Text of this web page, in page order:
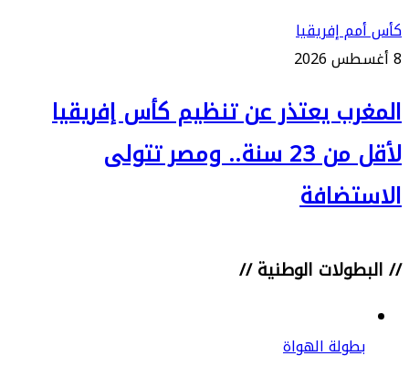
كأس أمم إفريقيا
8 أغسطس 2026
المغرب يعتذر عن تنظيم كأس إفريقيا
لأقل من 23 سنة.. ومصر تتولى
الاستضافة
// البطولات الوطنية //
بطولة الهواة